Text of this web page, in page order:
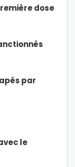
dose
par
le